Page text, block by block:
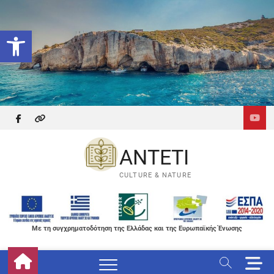
Ανοίξτε τη γραμμή εργαλείων
content
facebook
themefreesia
ANTETI
CULTURE & NATURE
Με τη συγχρηματοδότηση της Ελλάδας και της Ευρωπαϊκής Ένωσης
M
e